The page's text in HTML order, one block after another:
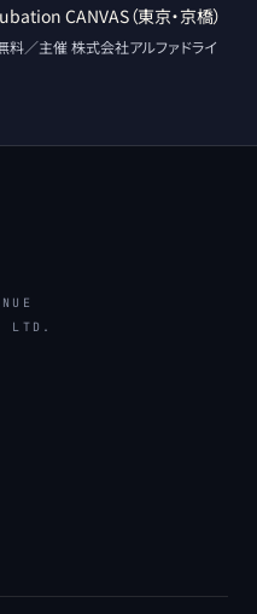
CANVAS（東京・京橋）
料／主催株式会社アルファドライ
LTD.